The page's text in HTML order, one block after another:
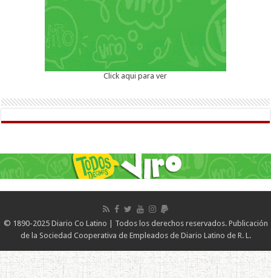
Click aqui para ver
© 1890-2025 Diario Co Latino | Todos los derechos reservados. Publicación
de la Sociedad Cooperativa de Empleados de Diario Latino de R. L.